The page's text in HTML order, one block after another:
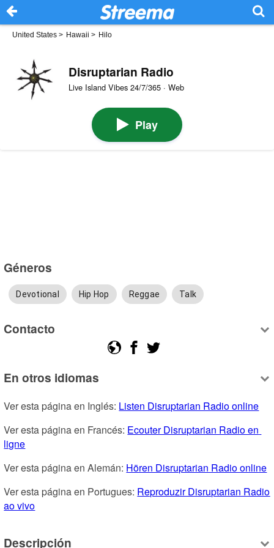
United States > Hawaii > Hilo
Disruptarian Radio
Live Island Vibes 24/7/365 · Web
Play
Géneros
Devotional Hip Hop Reggae Talk
Contacto
En otros idiomas
Ver esta página en Inglés: Listen Disruptarian Radio online
Ver esta página en Francés: Ecouter Disruptarian Radio en
ligne
Ver esta página en Alemán: Hören Disruptarian Radio online
Ver esta página en Portugues: Reproduzir Disruptarian Radio
ao vivo
Descripción